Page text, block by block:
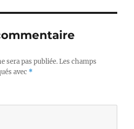
sera pas publiée. Les champs
avec *